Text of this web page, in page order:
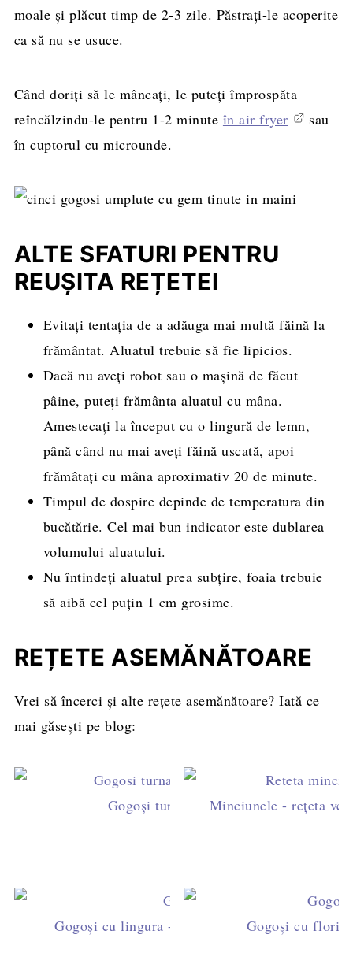
moale și plăcut timp de 2-3 zile. Păstrați-le acoperite
ca să nu se usuce.
Când doriți să le mâncați, le puteți împrospăta
reîncălzindu-le pentru 1-2 minute în air fryer
sau
în cuptorul cu microunde.
ALTE SFATURI PENTRU
REUȘITA REȚETEI
Evitați tentația de a adăuga mai multă făină la
frământat. Aluatul trebuie să fie lipicios.
Dacă nu aveți robot sau o mașină de făcut
pâine, puteți frământa aluatul cu mâna.
Amestecați la început cu o lingură de lemn,
până când nu mai aveți făină uscată, apoi
frămâtați cu mâna aproximativ 20 de minute.
Timpul de dospire depinde de temperatura din
bucătărie. Cel mai bun indicator este dublarea
volumului aluatului.
Nu întindeți aluatul prea subțire, foaia trebuie
să aibă cel puțin 1 cm grosime.
REȚETE ASEMĂNĂTOARE
Vrei să încerci și alte rețete asemănătoare? Iată ce
mai găsești pe blog:
Gogoși turnate din aluat de eclere
Minciunele - rețeta
Gogoși cu lingura - cea mai rapidă rețetă de
Gogoși cu flori